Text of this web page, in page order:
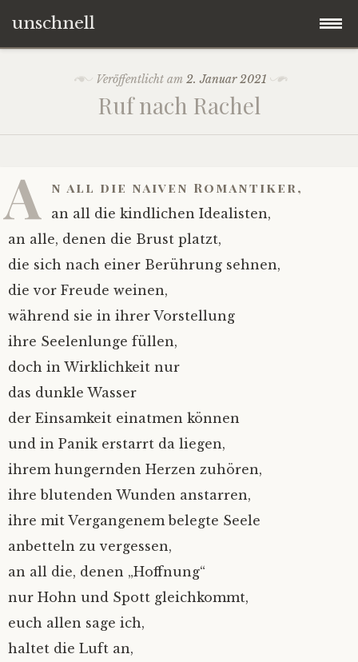
unschnell
Verba
Imagines
Impressum
Veröffentlicht am2. Januar 2021
Ruf nach Rachel
A n all die naiven Romantiker,
an all die kindlichen Idealisten,
an alle, denen die Brust platzt,
die sich nach einer Berührung sehnen,
die vor Freude weinen,
während sie in ihrer Vorstellung
ihre Seelenlunge füllen,
doch in Wirklichkeit nur
das dunkle Wasser
der Einsamkeit einatmen können
und in Panik erstarrt da liegen,
ihrem hungernden Herzen zuhören,
ihre blutenden Wunden anstarren,
ihre mit Vergangenem belegte Seele
anbetteln zu vergessen,
an all die, denen „Hoffnung“
nur Hohn und Spott gleichkommt,
euch allen sage ich,
haltet die Luft an,